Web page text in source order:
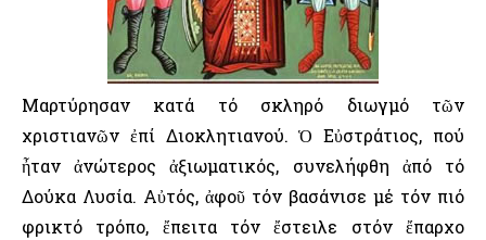
Μαρτύρησαν κατά τό σκληρό διωγμό τῶν
χριστιανῶν ἐπί Διοκλητιανού. Ὁ Εὐστράτιος, πού
ἦταν ἀνώτερος ἀξιωματικός, συνελήφθη ἀπό τό
Δούκα Λυσία. Αὐτός, ἀφοῦ τόν βασάνισε μέ τόν πιό
φρικτό τρόπο, ἔπειτα τόν ἔστειλε στόν ἔπαρχο